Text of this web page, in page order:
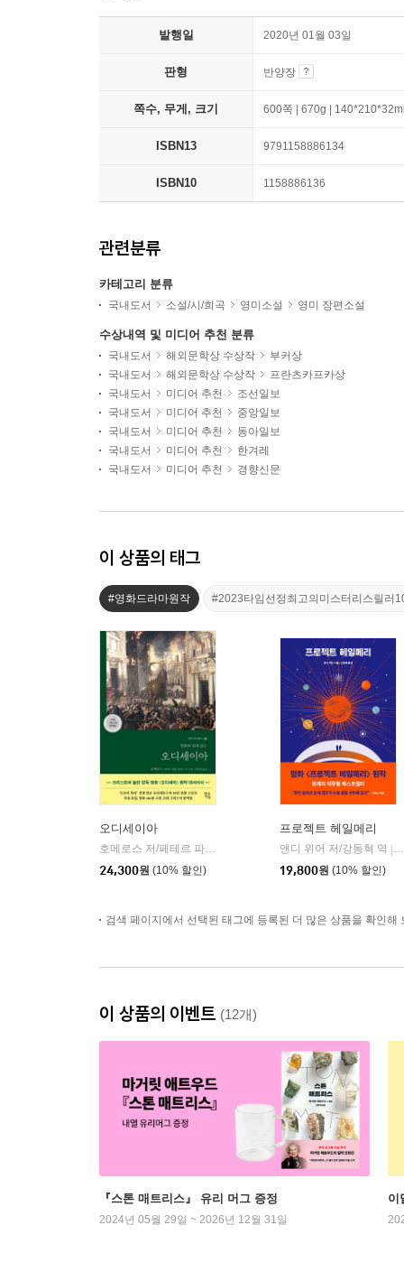
발행일 2020년 01월 03일
판형 반양장
쪽수, 무게, 크기 600쪽 | 670g |
ISBN13 9791158886134
ISBN10 1158886136
관련분류
카테고리 분류
국내도서 소설/시/희곡 영미소설 영미 장편소설
수상내역 및 미디어 추천 분류
국내도서 해외문학상 수상작
부커상
국내도서
해외문학상 수상작
프란츠카프카상
국내도서
미디어 추천
조선일보
국내도서
미디어 추천
중앙일보
국내도서
미디어 추천
동아일보
국내도서
미디어 추천
한겨레
국내도서
미디어 추천 경향신문
이 상품의 태그
#영화드라마원작 #2023타임선정최고의미스터리스릴러
오디세이아
호메로스 저/페테르 파울 루벤스 그림/박문재 역
현대지성
24,300원 (10% 할인)
프로젝트 헤일메리
앤디 위어 저/강동혁 역
19,800원 (10% 할인)
검색 페이지에서 선택된 태그에 등록된 더 많은 상품을 확인해
이 상품의 이벤트 (12개)
『스톤 매트리스』 유리 머그 증정
2024년 05월 29일 ~ 2026년 12월 31일
이